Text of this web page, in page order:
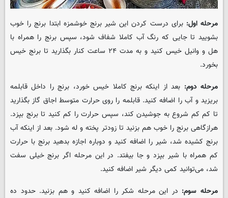
مرحله اول:برای درست کردن این شیر برنج خوشمزه ابتدا برنج را خوب
بشویید تا جایی که رنگ آب کاملا شفاف شود، سپس برنج را همراه با
هل و وانیل خیس کنید و به مدت ۲۴ ساعت کنار بگذارید تا برنج خیس
بخورد.
مرحله دوم: بعد از اینکه برنج کاملا خیس خورد، برنج را داخل قابلمه
بریزید و آب را اضافه کنید. قابلمه را روی حرارت متوسط اجاق گاز بگذارید
تا کم کم شروع به جوشیدن کند، سپس حرارت را کم کنید تا برنج بپزد.
هرازگاهی برنج را خوب هم بزنید تا زودتر پخته و له شود. بعد از اینکه آب
برنج کشیده شد، شیر را اضافه کنید و دوباره اجازه بدهید برنج با حرارت
کم همراه با شیر بپزد و جا بیفتد. در این مرحله اگر برنج خیلی سفت
شد، می‌توانید کمی دیگر شیر اضافه کنید.
مرحله سوم: در این مرحله شکر را اضافه کنید و هم بزنید. حدود ده